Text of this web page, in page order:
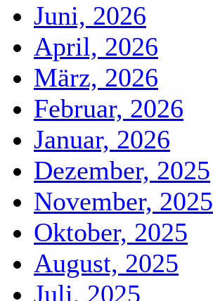
Juni, 2026
April, 2026
März, 2026
Februar, 2026
Januar, 2026
Dezember, 2025
November, 2025
Oktober, 2025
August, 2025
Juli, 2025